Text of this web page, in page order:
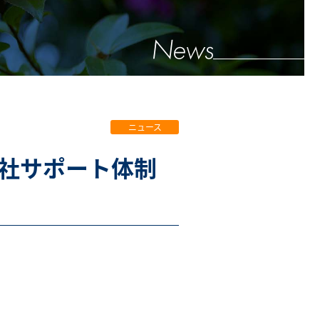
Tags
ニュース
サポート体制